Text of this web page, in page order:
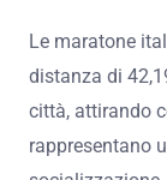
Le maratone
distanza di
città, attirando
rappresentano